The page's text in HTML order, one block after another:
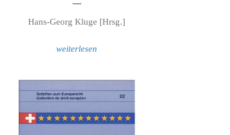
Hans-Georg Kluge [Hrsg.]
weiterlesen